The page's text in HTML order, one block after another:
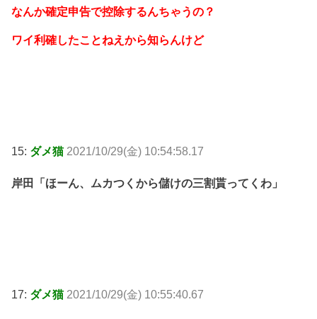
なんか確定申告で控除するんちゃうの？
ワイ利確したことねえから知らんけど
15: ダメ猫 2021/10/29(金) 10:54:58.17
岸田「ほーん、ムカつくから儲けの三割貰ってくわ」
17: ダメ猫 2021/10/29(金) 10:55:40.67